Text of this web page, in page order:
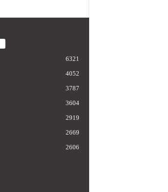
6321
4052
3787
3604
2919
2669
2606